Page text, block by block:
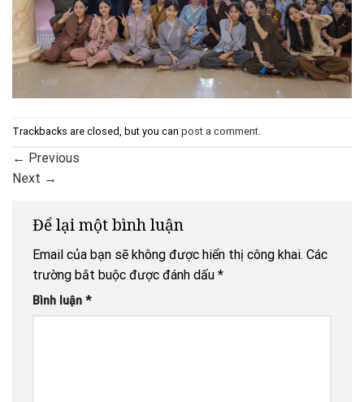
Trackbacks are closed, but you can post a comment
← Previous
Next →
Để lại một bình luận
Email của bạn sẽ không được hiển thị công khai. Các
trường bắt buộc được đánh dấu *
Bình luận *